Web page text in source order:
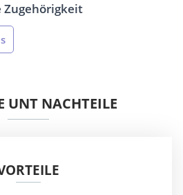
Zugehörigkeit
UNT NACHTEILE